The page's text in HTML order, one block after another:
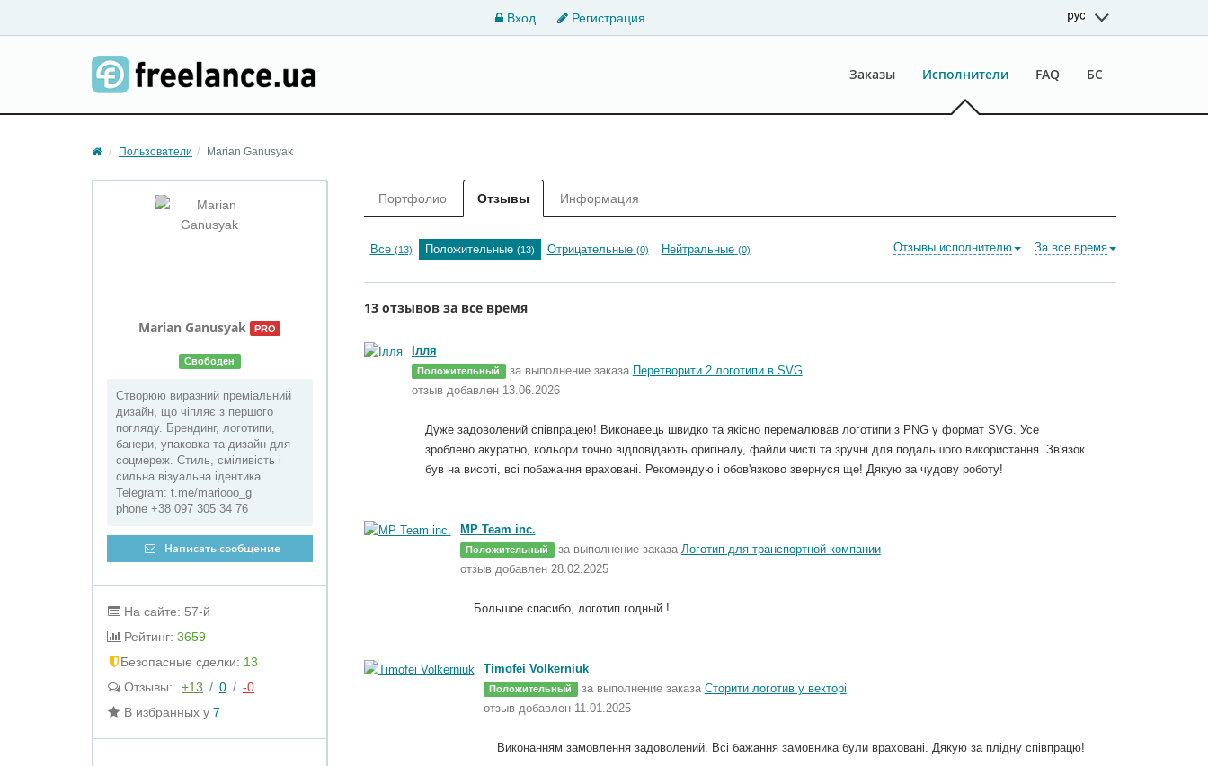
Вход Регистрация
Заказы Исполнители FAQ БС
Пользователи Marian Ganusyak
Marian Ganusyak PRO
Свободен
Створюю виразний преміальний
дизайн, що чіпляє з першого
погляду. Брендинг, логотипи,
банери, упаковка та дизайн для
соцмереж. Стиль, сміливість і
сильна візуальна ідентика.
Telegram: t.me/mariooo_g
phone +38 097 305 34 76
Написать сообщение
На сайте: 57-й
Рейтинг: 3659
Бeзопасные сделки: 13
Отзывы:
+13 / 0 / -0
В избранных у 7
Портфолио Отзывы Информация
Все (13) Положительные (13) Отрицательные (0) Нейтральные (0) За все время
Отзывы исполнителю
13 отзывов за все время
Iлля
Положительный за выполнение заказа Перетворити 2 логотипи в SVG
отзыв добавлен 13.06.2026
Дуже задоволений співпрацею! Виконавець швидко та якісно перемалював логотипи з PNG у формат SVG. Усе
зроблено акуратно, кольори точно відповідають оригіналу, файли чисті та зручні для подальшого використання. Зв'язок
був на висоті, всі побажання враховані. Рекомендую і обов'язково звернуся ще! Дякую за чудову роботу!
MP Team inc.
Положительный за выполнение заказа Логотип для транспортной компании
отзыв добавлен 28.02.2025
Большое спасибо, логотип годный !
Timofei Volkerniuk
Положительный за выполнение заказа Сторити логотив у векторі
отзыв добавлен 11.01.2025
Виконанням замовлення задоволений. Всі бажання замовника були враховані. Дякую за плідну співпрацю!